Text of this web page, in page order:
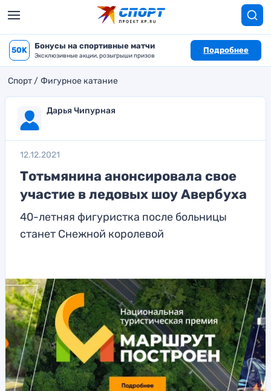
50K Бонусы на спортивные матчи
Эксклюзивные акции, розыгрыши призов
Подробнее
Спорт Фигурное катание
Дарья Чипурная
12.12.2021
Тотьмянина анонсировала свое
участие в ледовых шоу Авербуха
40-летняя фигуристка после больницы
станет Снежной королевой